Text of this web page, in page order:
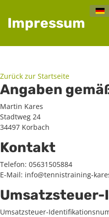
Impressum
Zurück zur Startseite
Angaben
Martin Kares
Stadtweg 24
34497 Korbach
Kontakt
Telefon: 05631505884
E-Mail: info@tennistraining-
Umsatzsteuer-
Umsatzsteuer-